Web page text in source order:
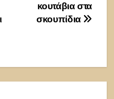
κουτάβια στα
σκουπίδια